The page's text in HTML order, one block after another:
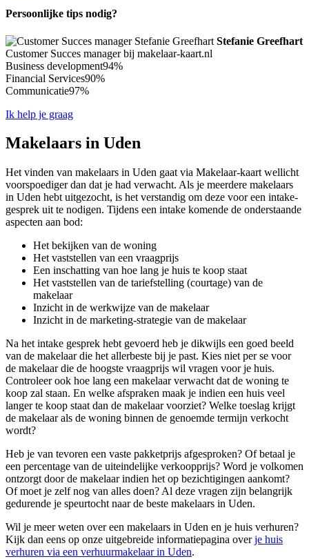
Persoonlijke tips nodig?
Stefanie Greefhart
Customer Succes manager bij makelaar-kaart.nl
Business development94%
Financial Services90%
Communicatie97%
Ik help je graag
Makelaars in Uden
Het vinden van makelaars in Uden gaat via Makelaar-kaart wellicht
voorspoediger dan dat je had verwacht. Als je meerdere makelaars
in Uden hebt uitgezocht, is het verstandig om deze voor een intake-
gesprek uit te nodigen. Tijdens een intake komende de onderstaande
aspecten aan bod:
Het bekijken van de woning
Het vaststellen van een vraagprijs
Een inschatting van hoe lang je huis te koop staat
Het vaststellen van de tariefstelling (courtage) van de
makelaar
Inzicht in de werkwijze van de makelaar
Inzicht in de marketing-strategie van de makelaar
Na het intake gesprek hebt gevoerd heb je dikwijls een goed beeld
van de makelaar die het allerbeste bij je past. Kies niet per se voor
de makelaar die de hoogste vraagprijs wil vragen voor je huis.
Controleer ook hoe lang een makelaar verwacht dat de woning te
koop zal staan. En welke afspraken maak je indien een huis veel
langer te koop staat dan de makelaar voorziet? Welke toeslag krijgt
de makelaar als de woning binnen de genoemde termijn verkocht
wordt?
Heb je van tevoren een vaste pakketprijs afgesproken? Of betaal je
een percentage van de uiteindelijke verkoopprijs? Word je volkomen
ontzorgt door de makelaar indien het op bezichtigingen aankomt?
Of moet je zelf nog van alles doen? Al deze vragen zijn belangrijk
gedurende je speurtocht naar de beste makelaars in Uden.
Wil je meer weten over een makelaars in Uden en je huis verhuren?
Kijk dan eens op onze uitgebreide informatiepagina overje huis
verhuren via een verhuurmakelaar in Uden.